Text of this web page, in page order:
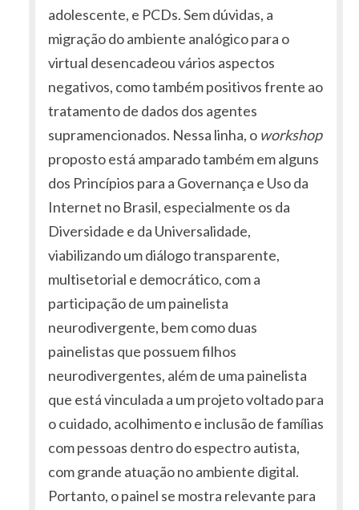
adolescente, e PCDs. Sem dúvidas, a
migração do ambiente analógico para o
virtual desencadeou vários aspectos
negativos, como também positivos frente ao
tratamento de dados dos agentes
supramencionados. Nessa linha, o workshop
proposto está amparado também em alguns
dos Princípios para a Governança e Uso da
Internet no Brasil, especialmente os da
Diversidade e da Universalidade,
viabilizando um diálogo transparente,
multisetorial e democrático, com a
participação de um painelista
neurodivergente, bem como duas
painelistas que possuem filhos
neurodivergentes, além de uma painelista
que está vinculada a um projeto voltado para
o cuidado, acolhimento e inclusão de famílias
com pessoas dentro do espectro autista,
com grande atuação no ambiente digital.
Portanto, o painel se mostra relevante para